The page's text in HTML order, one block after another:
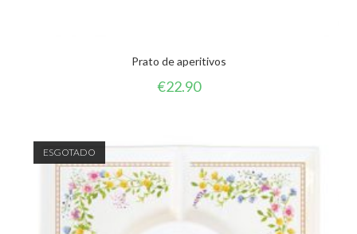
Prato de aperitivos
€22.90
ESGOTADO